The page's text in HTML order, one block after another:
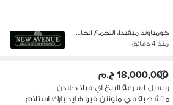
كومباوند ميفيدا، التجمع الخامس
منذ 4 دقائق
18,000,000 ج.م
ريسيل لسرعة البيع اي فيلا جاردن
متشطبه في ماونتن فيو هايد بارك استلام